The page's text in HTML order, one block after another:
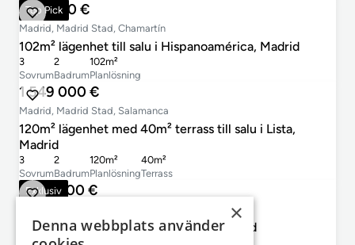
Top Pick
986 000 €
Madrid, Madrid Stad, Chamartín
102m² lägenhet till salu i Hispanoamérica, Madrid
Sovrum
3
Badrum
2
Planlösning
102m²
1 549 000 €
Madrid, Madrid Stad, Salamanca
120m² lägenhet med 40m² terrass till salu i Lista,
Madrid
Sovrum
3
Badrum
2
Planlösning
120m²
Terrass
40m²
Exklusiv
1 325 000 €
168m² lägenhet till salu i Trafalgar, Madrid
2
×
Denna webbplats använder